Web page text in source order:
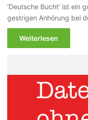
'Deutsche Bucht' ist ein
gestrigen Anhörung bei
Weiterlesen